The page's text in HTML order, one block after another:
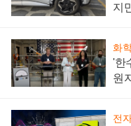
지
화
'한
원
전